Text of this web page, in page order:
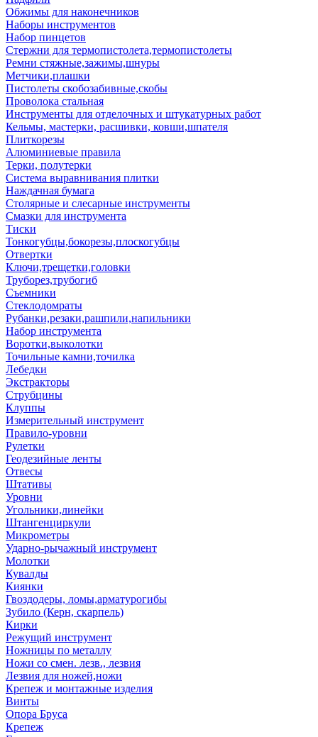
Обжимы для наконечников
Наборы инструментов
Набор пинцетов
Стержни для термопистолета,термопистолеты
Ремни стяжные,зажимы,шнуры
Метчики,плашки
Пистолеты скобозабивные,скобы
Проволока стальная
Инструменты для отделочных и штукатурных работ
Кельмы, мастерки, расшивки, ковши,шпателя
Плиткорезы
Алюминиевые правила
Терки, полутерки
Система выравнивания плитки
Наждачная бумага
Столярные и слесарные инструменты
Смазки для инструмента
Тиски
Тонкогубцы,бокорезы,плоскогубцы
Отвертки
Ключи,трещетки,головки
Труборез,трубогиб
Съемники
Стеклодомраты
Рубанки,резаки,рашпили,напильники
Набор инструмента
Воротки,выколотки
Точильные камни,точилка
Лебедки
Экстракторы
Струбцины
Клуппы
Измерительный инструмент
Правило-уровни
Рулетки
Геодезийные ленты
Отвесы
Штативы
Уровни
Угольники,линейки
Штангенциркули
Микрометры
Ударно-рычажный инструмент
Молотки
Кувалды
Киянки
Гвоздодеры, ломы,арматурогибы
Зубило (Керн, скарпель)
Кирки
Режущий инструмент
Ножницы по металлу
Ножи со смен. лезв., лезвия
Лезвия для ножей,ножи
Крепеж и монтажные изделия
Винты
Опора Бруса
Крепеж